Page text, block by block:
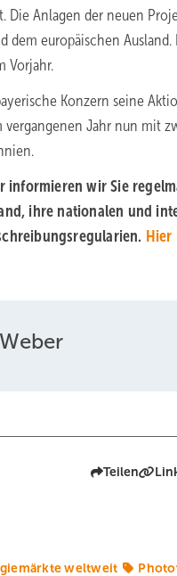
Anlagen der neuen
dem europäischen
Vorjahr.
Konzern seine
vergangenen Jahr nun mit
informieren wir Sie
ihre nationalen und
Teilen
weltweit